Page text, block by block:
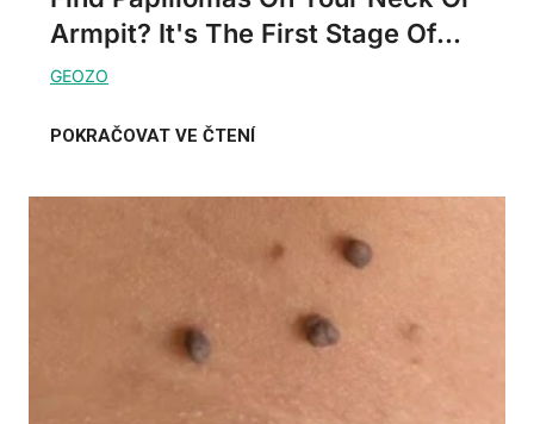
Armpit? It's The First Stage Of...